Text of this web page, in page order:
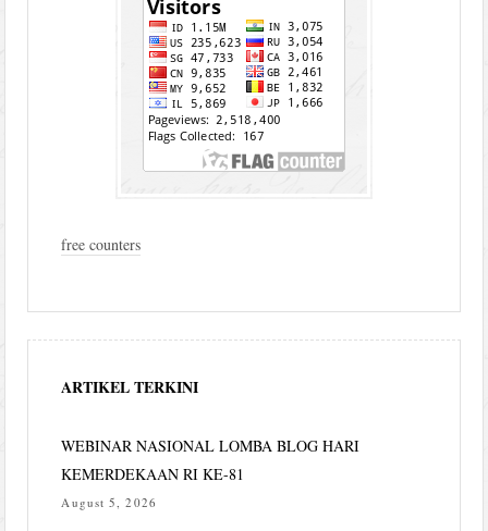
free counters
ARTIKEL TERKINI
WEBINAR NASIONAL LOMBA BLOG HARI
KEMERDEKAAN RI KE-81
August 5, 2026